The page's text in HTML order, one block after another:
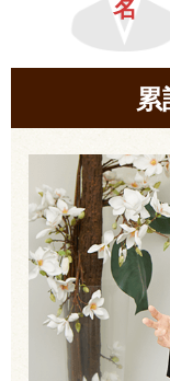
名